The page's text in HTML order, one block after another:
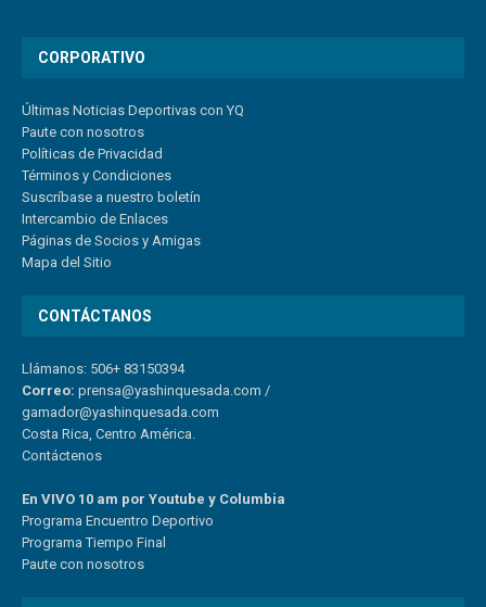
CORPORATIVO
Últimas Noticias Deportivas con YQ
Paute con nosotros
Políticas de Privacidad
Términos y Condiciones
Suscríbase a nuestro boletín
Intercambio de Enlaces
Páginas de Socios y Amigas
Mapa del Sitio
CONTÁCTANOS
Llámanos: 506+ 83150394
Correo: prensa@yashinquesada.com /
gamador@yashinquesada.com
Costa Rica, Centro América.
Contáctenos
En VIVO 10 am por Youtube y Columbia
Programa Encuentro Deportivo
Programa Tiempo Final
Paute con nosotros